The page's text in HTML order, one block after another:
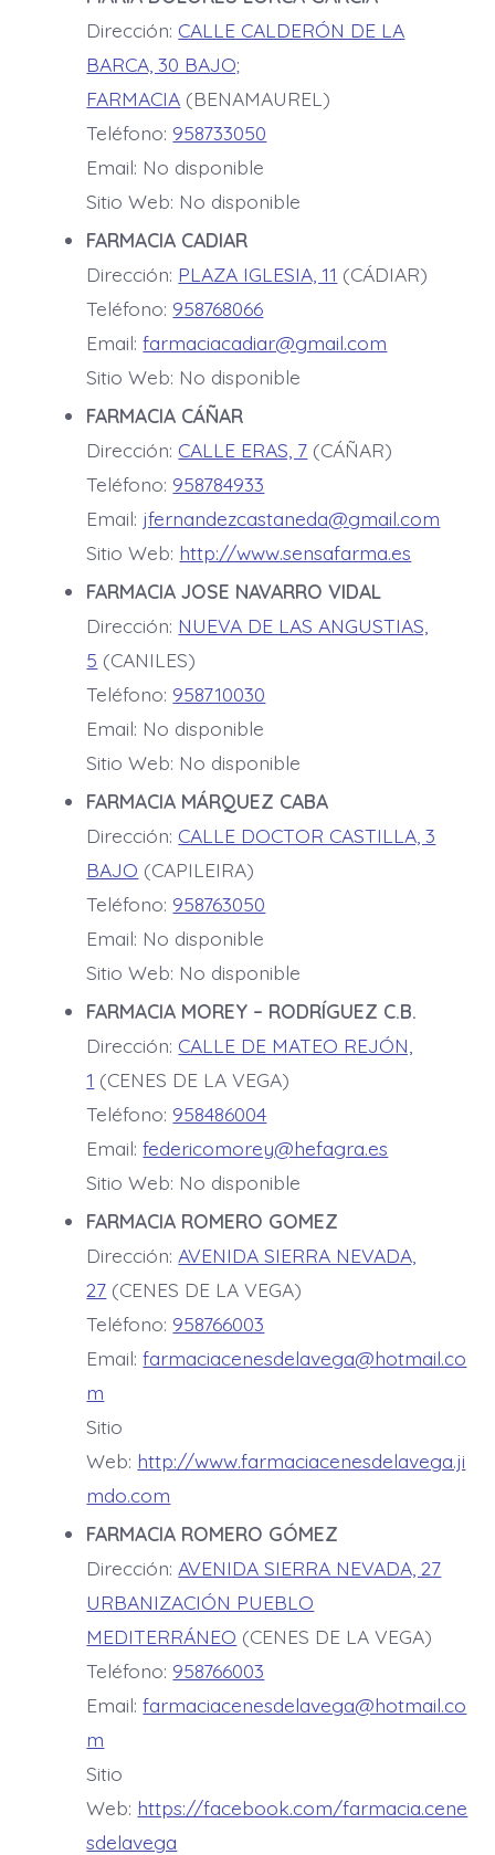
Dirección: CALLE CALDERÓN DE LA
BARCA, 30 BAJO;
FARMACIA (BENAMAUREL)
Teléfono: 958733050
Email: No disponible
Sitio Web: No disponible
FARMACIA CADIAR
Dirección: PLAZA IGLESIA, 11 (CÁDIAR)
Teléfono: 958768066
Email:farmaciacadiar@gmail.com
Sitio Web: No disponible
FARMACIA CÁÑAR
Dirección: CALLE ERAS, 7 (CÁÑAR)
Teléfono: 958784933
Email: jfernandezcastaneda@gmail.com
Sitio Web: http://www.sensafarma.es
FARMACIA JOSE NAVARRO VIDAL
Dirección: NUEVA DE LAS ANGUSTIAS,
5 (CANILES)
Teléfono: 958710030
Email: No disponible
Sitio Web: No disponible
FARMACIA MÁRQUEZ CABA
Dirección: CALLE DOCTOR CASTILLA, 3
BAJO (CAPILEIRA)
Teléfono: 958763050
Email: No disponible
Sitio Web: No disponible
FARMACIA MOREY – RODRÍGUEZ C.B.
Dirección: CALLE DE MATEO REJÓN,
1 (CENES DE LA VEGA)
Teléfono: 958486004
Email:federicomorey@hefagra.es
Sitio Web: No disponible
FARMACIA ROMERO GOMEZ
Dirección:AVENIDA SIERRA NEVADA,
27 (CENES DE LA VEGA)
Teléfono: 958766003
Email:farmaciacenesdelavega@hotmail.co
m
Sitio
Web: http://www.farmaciacenesdelavega.ji
mdo.com
FARMACIA ROMERO GÓMEZ
Dirección:AVENIDA SIERRA NEVADA, 27
URBANIZACIÓN PUEBLO
MEDITERRÁNEO (CENES DE LA VEGA)
Teléfono: 958766003
Email:farmaciacenesdelavega@hotmail.co
m
Sitio
Web: https://facebook.com/farmacia.cene
sdelavega